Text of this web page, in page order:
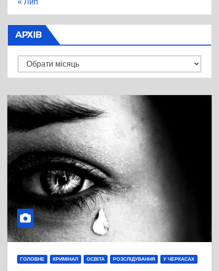
АРХІВ
Архів
ГОЛОВНЕ КРИМІНАЛ ОСВІТА РОЗСЛІДУВАННЯ У ЧЕРКАСАХ